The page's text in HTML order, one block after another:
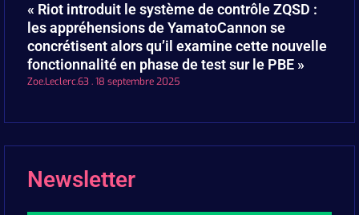
« Riot introduit le système de contrôle ZQSD :
les appréhensions de YamatoCannon se
concrétisent alors qu’il examine cette nouvelle
fonctionnalité en phase de test sur le PBE »
Zoe.Leclerc.63 18 septembre 2025
Newsletter